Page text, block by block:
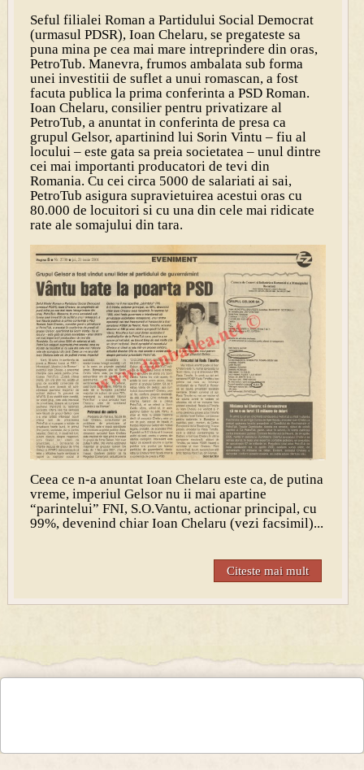
Seful filialei Roman a Partidului Social Democrat
(urmasul PDSR), Ioan Chelaru, se pregateste sa
puna mina pe cea mai mare intreprindere din oras,
PetroTub. Manevra, frumos ambalata sub forma
unei investitii de suflet a unui romascan, a fost
facuta publica la prima conferinta a PSD Roman.
Ioan Chelaru, consilier pentru privatizare al
PetroTub, a anuntat in conferinta de presa ca
grupul Gelsor, apartinind lui Sorin Vintu – fiu al
locului – este gata sa preia societatea – unul dintre
cei mai importanti producatori de tevi din
Romania. Cu cei circa 5000 de salariati ai sai,
PetroTub asigura supravietuirea acestui oras cu
80.000 de locuitori si cu una din cele mai ridicate
rate ale somajului din tara.
Ceea ce n-a anuntat Ioan Chelaru este ca, de putina
vreme, imperiul Gelsor nu ii mai apartine
“parintelui” FNI, S.O.Vantu, actionar principal, cu
99%, devenind chiar Ioan Chelaru (vezi facsimil)...
Citeste mai mult